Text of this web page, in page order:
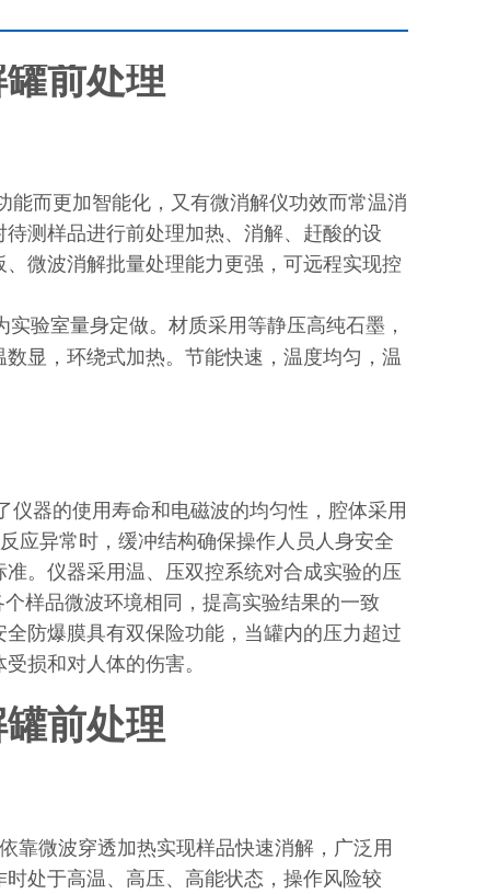
前处理
而更加智能化，又有微消解仪功效而常温消
测样品进行前处理加热、消解、赶酸的设
微波消解批量处理能力更强，可远程实现控
实验室量身定做。材质采用等静压高纯石墨，
显，环绕式加热。节能快速，温度均匀，温
器的使用寿命和电磁波的均匀性，腔体采用
应异常时，缓冲结构确保操作人员人身安全
。仪器采用温、压双控系统对合成实验的压
样品微波环境相同，提高实验结果的一致
防爆膜具有双保险功能，当罐内的压力超过
损和对人体的伤害。
前处理
靠微波穿透加热实现样品快速消解，广泛用
处于高温、高压、高能状态，操作风险较